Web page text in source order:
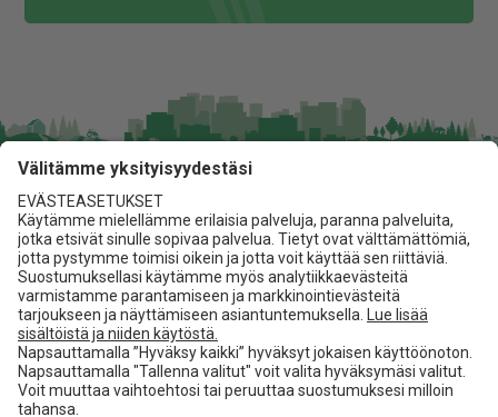
Jita Oy
Lakarintie 10, 34800 Virrat
03 475 6100
info@jita.fi
Asiakaspalvelu